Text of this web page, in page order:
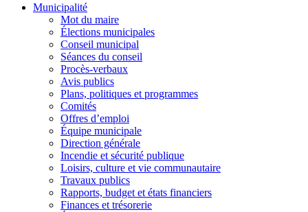
Municipalité
Mot du maire
Élections municipales
Conseil municipal
Séances du conseil
Procès-verbaux
Avis publics
Plans, politiques et programmes
Comités
Offres d’emploi
Équipe municipale
Direction générale
Incendie et sécurité publique
Loisirs, culture et vie communautaire
Travaux publics
Rapports, budget et états financiers
Finances et trésorerie